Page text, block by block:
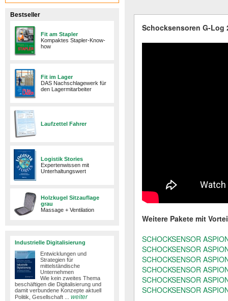
Bestseller
Fit am Stapler
Kompaktes Stapler-Know-
how
Fit im Lager
DAS Nachschlagewerk für
den Lagermitarbeiter
Laufzettel Fahrer
Logistik Stories
Expertenwissen mit
Unterhaltungswert
Holzkugel Sitzauflage
grau
Massage + Ventilation
Industrielle Digitalisierung
Entwicklungen und
Strategien für
mittelständische
Unternehmen
Wie kein zweites Thema
beschäftigen die Digitalisierung und
damit verbundene Konzepte aktuell
Politik, Gesellschaft ...
weiter
Schocksensoren G-Log
Weitere Pakete mit
SCHOCKSENSOR
SCHOCKSENSOR
SCHOCKSENSOR
SCHOCKSENSOR
SCHOCKSENSOR
SCHOCKSENSOR